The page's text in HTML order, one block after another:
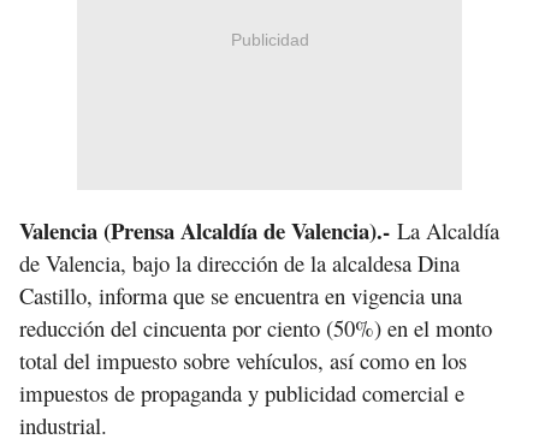
Publicidad
Valencia (Prensa Alcaldía de Valencia).- La Alcaldía
de Valencia, bajo la dirección de la alcaldesa Dina
Castillo, informa que se encuentra en vigencia una
reducción del cincuenta por ciento (50%) en el monto
total del impuesto sobre vehículos, así como en los
impuestos de propaganda y publicidad comercial e
industrial.